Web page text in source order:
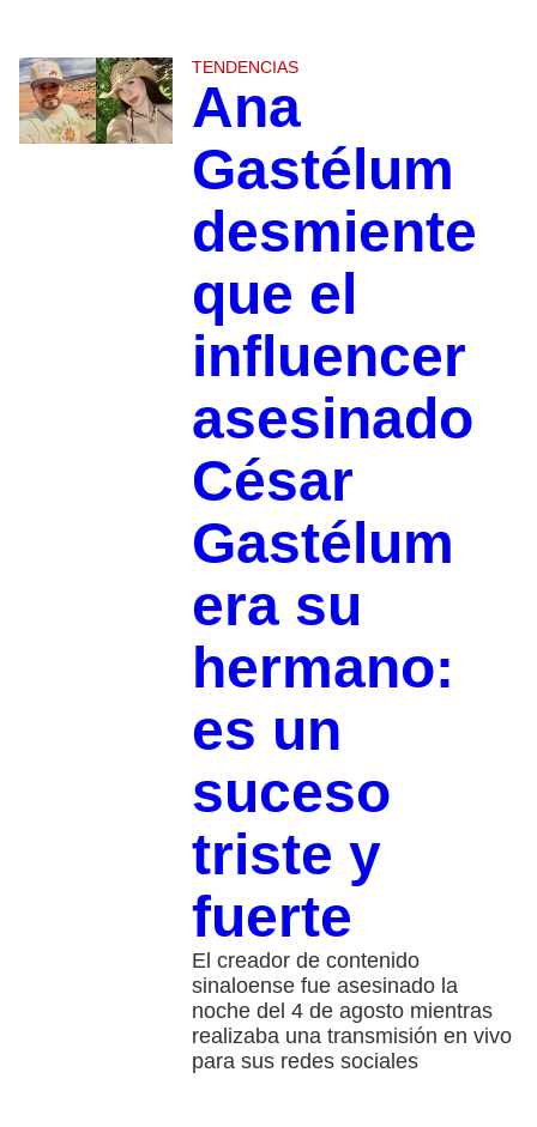
TENDENCIAS
Ana
Gastélum
desmiente
que el
influencer
asesinado
César
Gastélum
era su
hermano:
es un
suceso
triste y
fuerte
El creador de contenido
sinaloense fue asesinado la
noche del 4 de agosto mientras
realizaba una transmisión en vivo
para sus redes sociales